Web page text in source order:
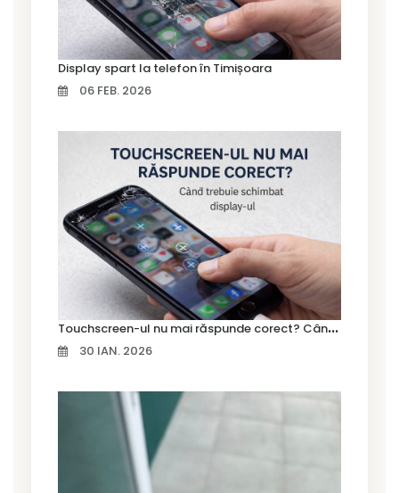
Display spart la telefon în Timișoara
06 FEB. 2026
T
ouchscreen-ul nu mai răspunde corect? Când trebuie schimbat display-ul
30 IAN. 2026